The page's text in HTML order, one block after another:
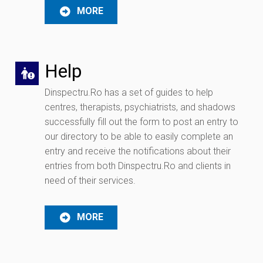
MORE
Help
Dinspectru.Ro has a set of guides to help
centres, therapists, psychiatrists, and shadows
successfully fill out the form to post an entry to
our directory to be able to easily complete an
entry and receive the notifications about their
entries from both Dinspectru.Ro and clients in
need of their services.
MORE